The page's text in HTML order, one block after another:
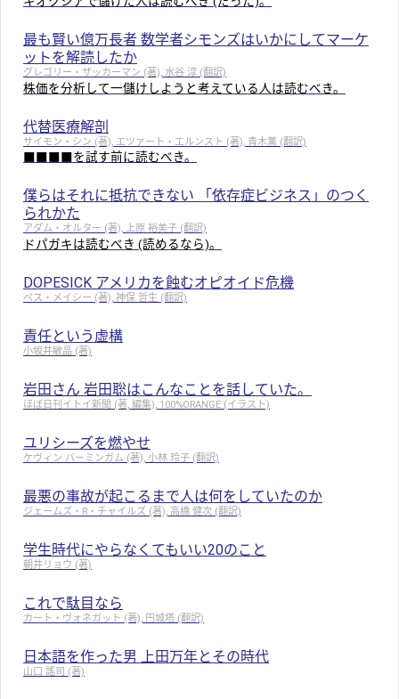
最も賢い億万長者 数学者シモンズはいかにしてマーケ
ットを解読したか
グレゴリー・ザッカーマン (著), 水谷 淳 (翻訳)
株価を分析して一儲けしようと考えている人は読むべき。
代替医療解剖
サイモン・シン (著), エツァート・エルンスト (著), 青木薫 (翻訳)
■■■■を試す前に読むべき。
僕らはそれに抵抗できない 「依存症ビジネス」のつく
られかた
アダム・オルター (著), 上原 裕美子 (翻訳)
ドパガキは読むべき (読めるなら)。
DOPESICK アメリカを蝕むオピオイド危機
ベス・メイシー (著), 神保 哲生 (翻訳)
責任という虚構
小坂井敏晶 (著)
岩田さん 岩田聡はこんなことを話していた。
ほぼ日刊イトイ新聞 (著, 編集), 100%ORANGE (イラスト)
ユリシーズを燃やせ
ケヴィン バーミンガム (著), 小林 玲子 (翻訳)
最悪の事故が起こるまで人は何をしていたのか
ジェームズ・R・チャイルズ (著), 高橋 健次 (翻訳)
学生時代にやらなくてもいい20のこと
朝井リョウ (著)
これで駄目なら
カート・ヴォネガット (著), 円城塔 (翻訳)
日本語を作った男 上田万年とその時代
山口 謠司 (著)